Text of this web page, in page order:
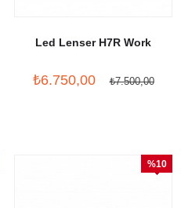
Led Lenser H7R Work
₺6.750,00 ₺7.500,00
%10